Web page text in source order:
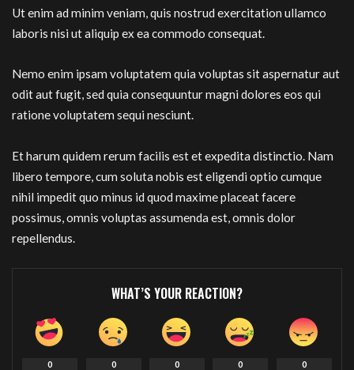
Ut enim ad minim veniam, quis nostrud exercitation ullamco
laboris nisi ut aliquip ex ea commodo consequat.
Nemo enim ipsam voluptatem quia voluptas sit aspernatur aut
odit aut fugit, sed quia consequuntur magni dolores eos qui
ratione voluptatem sequi nesciunt.
Et harum quidem rerum facilis est et expedita distinctio. Nam
libero tempore, cum soluta nobis est eligendi optio cumque
nihil impedit quo minus id quod maxime placeat facere
possimus, omnis voluptas assumenda est, omnis dolor
repellendus.
WHAT’S YOUR REACTION?
0 0 0 0 0